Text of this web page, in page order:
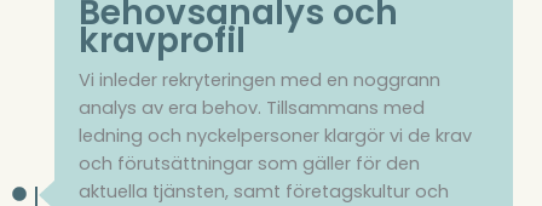
Behovsanalys och
kravprofil
Vi inleder rekryteringen med en noggrann
analys av era behov. Tillsammans med
ledning och nyckelpersoner klargör vi de krav
och förutsättningar som gäller för den
aktuella tjänsten, samt företagskultur och